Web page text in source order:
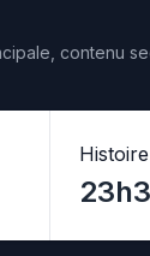
contenu